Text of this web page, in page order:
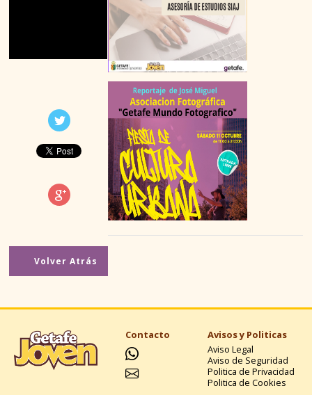
EN GETAFE
Volver Atrás
Avisos y Politicas
Aviso Legal
Aviso de Seguridad
Politica de Privacidad
Politica de Cookies
Contacto